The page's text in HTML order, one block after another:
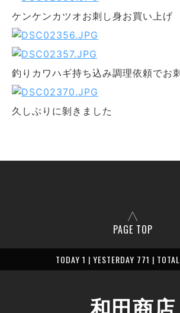
ケンケンカツオお刺し身お買い上げ
釣りカワハギ持ち込み調理依頼でお
久しぶりに剝きました
PAGE TOP
TODAY 1 | YESTERDAY 771 |
和田商店